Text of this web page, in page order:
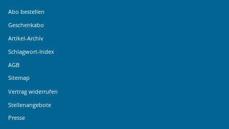
Abo bestellen
Geschenkabo
Artikel-Archiv
Schlagwort-Index
AGB
Sitemap
Vertrag widerrufen
Stellenangebote
Presse